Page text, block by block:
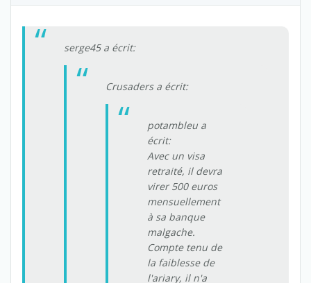
serge45 a écrit:
Crusaders a écrit:
potambleu a
écrit:
Avec un visa
retraité, il devra
virer 500 euros
mensuellement
à sa banque
malgache.
Compte tenu de
la faiblesse de
l'ariary, il n'a